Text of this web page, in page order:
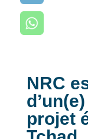
NRC
projet